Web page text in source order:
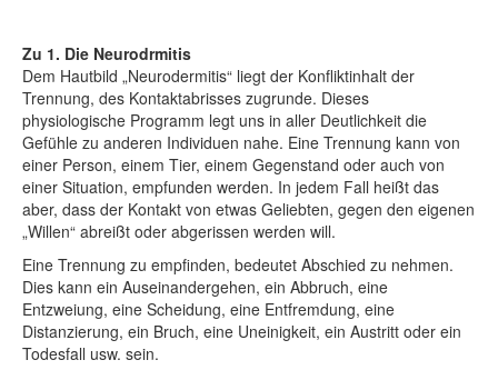
Zu 1. Die Neurodrmitis
Dem Hautbild „Neurodermitis“ liegt der Konfliktinhalt der
Trennung, des Kontaktabrisses zugrunde. Dieses
physiologische Programm legt uns in aller Deutlichkeit die
Gefühle zu anderen Individuen nahe. Eine Trennung kann von
einer Person, einem Tier, einem Gegenstand oder auch von
einer Situation, empfunden werden. In jedem Fall heißt das
aber, dass der Kontakt von etwas Geliebten, gegen den eigenen
„Willen“ abreißt oder abgerissen werden will.
Eine Trennung zu empfinden, bedeutet Abschied zu nehmen.
Dies kann ein Auseinandergehen, ein Abbruch, eine
Entzweiung, eine Scheidung, eine Entfremdung, eine
Distanzierung, ein Bruch, eine Uneinigkeit, ein Austritt oder ein
Todesfall usw. sein.